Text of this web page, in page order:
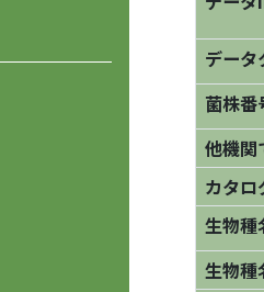
データ
菌株番
他機関
カタロ
生物種
生物種